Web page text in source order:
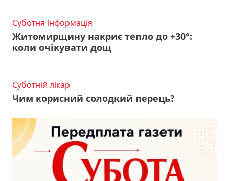
Суботня інформація
Житомирщину накриє тепло до +30°:
коли очікувати дощ
Суботній лікар
Чим корисний солодкий перець?